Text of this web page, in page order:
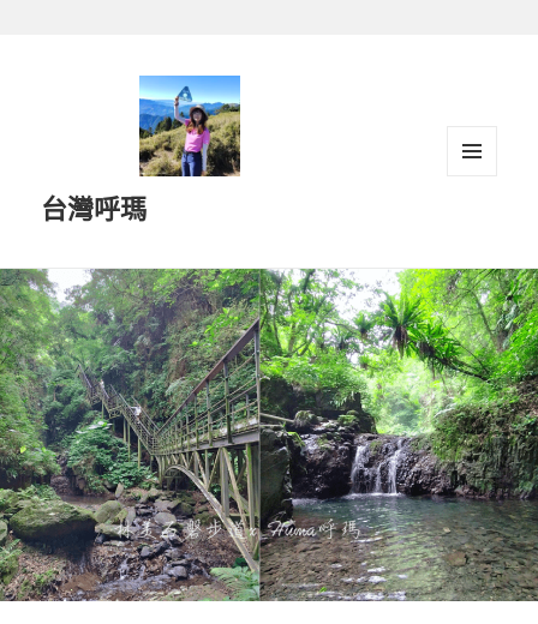
台灣呼瑪